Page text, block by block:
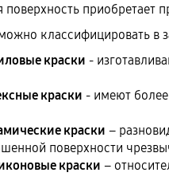
приобретает
классифицировать в
краски -
краски - имеют
краски –
поверхности
краски –